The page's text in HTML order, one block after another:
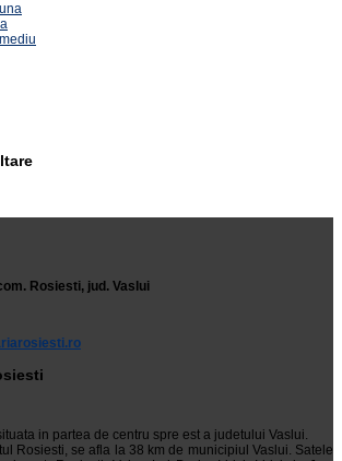
Rosiesti, jud. Vaslui
in partea de centru spre est a judetului Vaslui.
Rosiesti, se afla la 38 km de municipiul Vaslui. Satele